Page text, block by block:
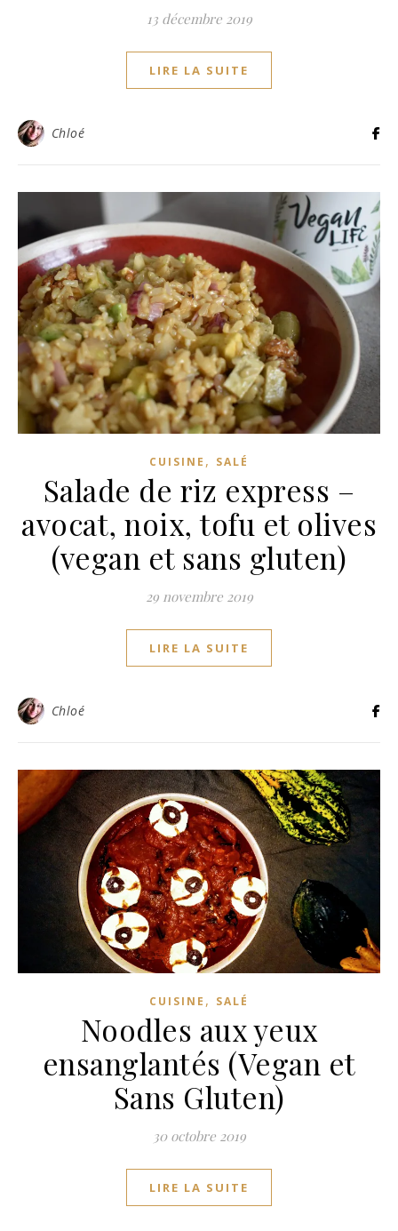
13 décembre 2019
LIRE LA SUITE
Chloé
CUISINE , SALÉ
Salade de riz express –
avocat, noix, tofu et olives
(vegan et sans gluten)
29 novembre 2019
LIRE LA SUITE
Chloé
CUISINE , SALÉ
Noodles aux yeux
ensanglantés (Vegan et
Sans Gluten)
30 octobre 2019
LIRE LA SUITE